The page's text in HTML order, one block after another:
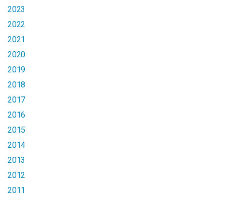
2023
2022
2021
2020
2019
2018
2017
2016
2015
2014
2013
2012
2011